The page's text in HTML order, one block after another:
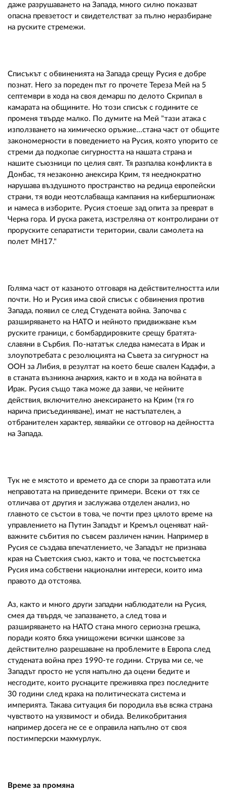
даже разрушаването на Запада, много силно показват
опасна превзетост и свидетелстват за пълно неразбиране
на руските стремежи.
Списъкът с обвиненията на Запада срещу Русия е добре
познат. Него за пореден път го прочете Тереза Мей на 5
септември в хода на своя демарш по делото Скрипал в
камарата на общините. Но този списък с годините се
променя твърде малко. По думите на Мей "тази атака с
използването на химическо оръжие...стана част от общите
закономерности в поведението на Русия, която упорито се
стреми да подкопае сигурността на нашата страна и
нашите съюзници по целия свят. Тя разпалва конфликта в
Донбас, тя незаконно анексира Крим, тя нееднократно
нарушава въздушното пространство на редица европейски
страни, тя води неотслабваща кампания на кибершпионаж
и намеса в изборите. Русия стоеше зад опита за преврат в
Черна гора. И руска ракета, изстреляна от контролирани от
проруските сепаратисти територии, свали самолета на
полет МН17."
Голяма част от казаното отговаря на действителността или
почти. Но и Русия има свой списък с обвинения против
Запада, появил се след Студената война. Започва с
разширяването на НАТО и нейното придвижване към
руските граници, с бомбардировките срещу братята-
славяни в Сърбия. По-нататък следва намесата в Ирак и
злоупотребата с резолюцията на Съвета за сигурност на
ООН за Либия, в резултат на което беше свален Кадафи, а
в станата възникна анархия, както и в хода на войната в
Ирак. Русия също така може да заяви, че нейните
действия, включително анексирането на Крим (тя го
нарича присъединяване), имат не настъпателен, а
отбранителен характер, явявайки се отговор на дейността
на Запада.
Тук не е мястото и времето да се спори за правотата или
неправотата на приведените примери. Всеки от тях се
отличава от другия и заслужава отделен анализ, но
главното се състои в това, че почти през цялото време на
управлението на Путин Западът и Кремъл оценяват най-
важните събития по съвсем различен начин. Например в
Русия се създава впечатлението, че Западът не признава
края на Съветския съюз, както и това, че постсъветска
Русия има собствени национални интереси, които има
правото да отстоява.
Аз, както и много други западни наблюдатели на Русия,
смея да твърдя, че запазването, а след това и
разширяването на НАТО стана много сериозна грешка,
поради която бяха унищожени всички шансове за
действително разрешаване на проблемите в Европа след
студената война през 1990-те години. Струва ми се, че
Западът просто не успя напълно да оцени бедите и
несгодите, които руснаците преживяха през последните
30 години след краха на политическата система и
империята. Такава ситуация би породила във всяка страна
чувството на уязвимост и обида. Великобритания
например досега не се е оправила напълно от своя
постимперски махмурлук.
Време за промяна